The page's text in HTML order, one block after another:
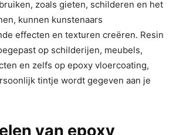
zoals gieten, schilderen en het
kunnen kunstenaars
effecten en texturen creëren. Resin
op schilderijen, meubels,
en zelfs op epoxy vloercoating,
tintje wordt gegeven aan je
van epoxy